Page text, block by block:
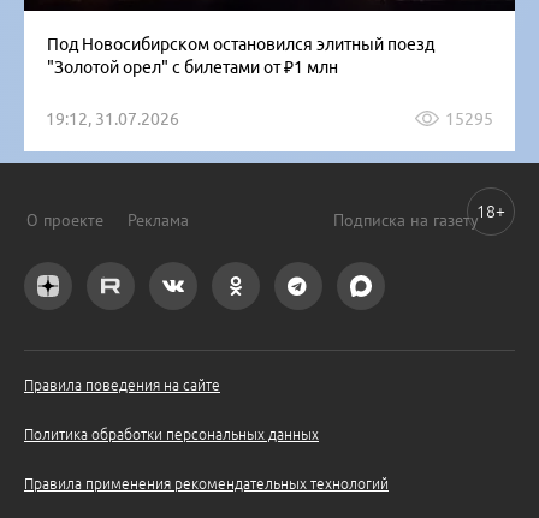
Под Новосибирском остановился элитный поезд
"Золотой орел" с билетами от ₽1 млн
19:12, 31.07.2026 15295
О проекте Реклама Подписка на газету
Правила поведения на сайте
Политика обработки персональных данных
Правила применения рекомендательных технологий
18+